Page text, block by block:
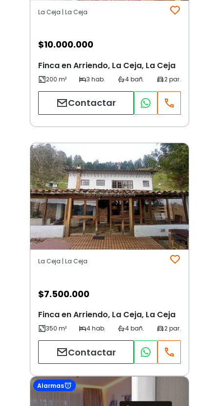
La Ceja | La Ceja
$10.000.000
Finca en Arriendo, La Ceja, La Ceja
Contactar
La Ceja | La Ceja
$7.500.000
Finca en Arriendo, La Ceja, La Ceja
Contactar
Alarmas